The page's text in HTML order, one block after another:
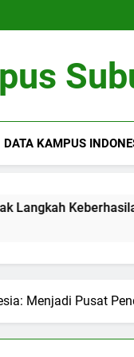
DATA KAMPUS
di ranah
Menjadi Pusat